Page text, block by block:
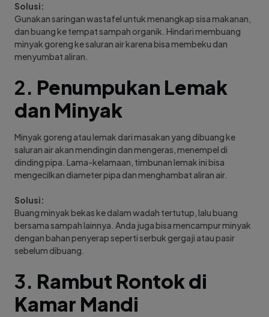
Solusi:
Gunakan saringan wastafel untuk menangkap sisa makanan,
dan buang ke tempat sampah organik. Hindari membuang
minyak goreng ke saluran air karena bisa membeku dan
menyumbat aliran.
2. Penumpukan Lemak
dan Minyak
Minyak goreng atau lemak dari masakan yang dibuang ke
saluran air akan mendingin dan mengeras, menempel di
dinding pipa. Lama-kelamaan, timbunan lemak ini bisa
mengecilkan diameter pipa dan menghambat aliran air.
Solusi:
Buang minyak bekas ke dalam wadah tertutup, lalu buang
bersama sampah lainnya. Anda juga bisa mencampur minyak
dengan bahan penyerap seperti serbuk gergaji atau pasir
sebelum dibuang.
3. Rambut Rontok di
Kamar Mandi